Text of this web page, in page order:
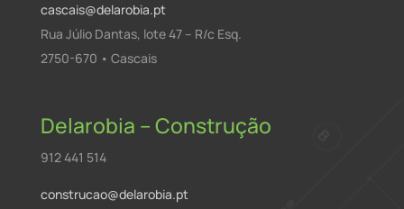
cascais@delarobia.pt
Rua Júlio Dantas, lote 47 – R/c Esq.
2750-670 • Cascais
Delarobia – Construção
912 441 514
construcao@delarobia.pt